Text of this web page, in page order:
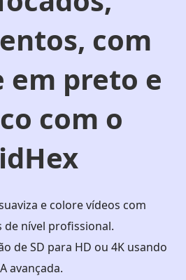
com
em preto e
com o
e colore vídeos com
de nível profissional.
de SD para HD ou 4K usando
avançada.